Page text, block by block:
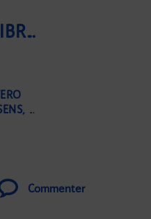
UNE PROPOSITION DE LOI POUR RÉÉQUILIBRER L’OFFRE DE LOGEMENTS EN ZONES TOURISTIQUES
Julien MAUDY
Commenter